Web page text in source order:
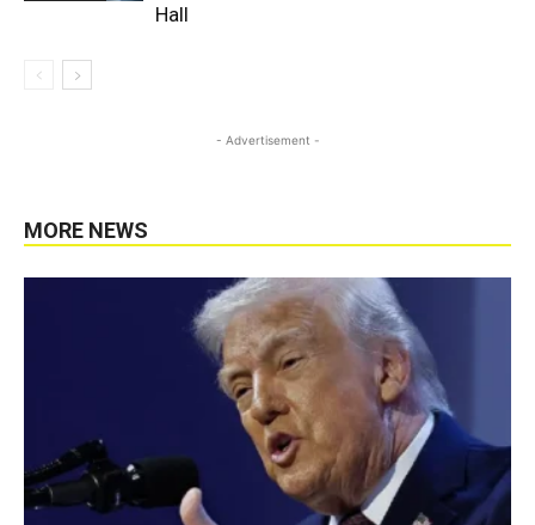
Hall
- Advertisement -
MORE NEWS